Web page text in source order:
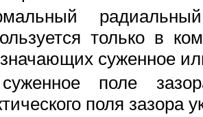
только в
суженное
поле
поля зазора